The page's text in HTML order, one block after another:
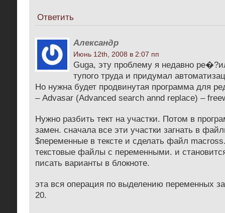
Ответить
Александр
Июнь 12th, 2008 в 2:07 пп
Guga, эту проблему я недавно
тупого труда и придумал
Но нужна будет продвинутая программа для
– Advasar (Advanced search annd replace) –
Нужно разбить тект на участки. Потом в
замен. сначала все эти участки загнать в
$переменные в тексте и сделать файл
текстовые файлы с переменными. и
писать варианты в блокноте.
эта вся операция по выделению переменных
20.